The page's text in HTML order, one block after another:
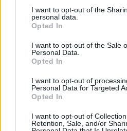
not limited to your visit or usage
grant or deny consent to Google
use your data for below specified
consent section.
I want to opt-out of the
personal data.
Opted In
I want to opt-out of the Sale
Personal Data.
Opted In
I want to opt-out of
Personal Data for Targeted
Opted In
I want to opt-out of
Retention, Sale, and/or
legfrissebb információkkal és exkluzív
postaládájába érkezik!
A SZOL24 legfrissebb 24
Már magasabb szinten is